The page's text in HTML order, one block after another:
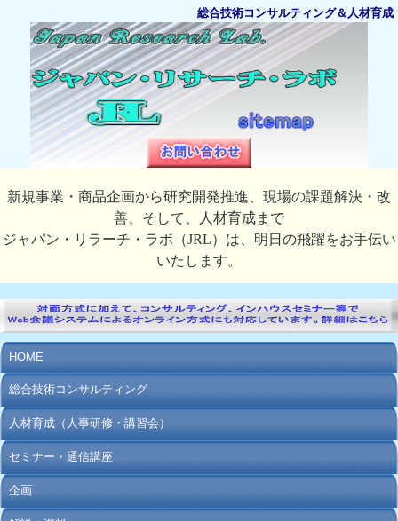
総合技術コンサルティング＆人材育成
新規事業・商品企画から研究開発推進、現場の課題解決・改
善、そして、人材育成まで
ジャパン・リラーチ・ラボ（JRL）は、明日の飛躍をお手伝い
いたします。
HOME
総合技術コンサルティング
人材育成（人事研修・講習会）
セミナー・通信講座
企画